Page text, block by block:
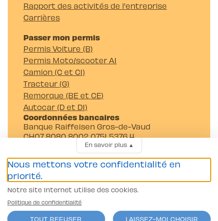
Rapport des activités de l'entreprise
Carrières
Passer mon permis
Permis Voiture (B)
Permis Moto/scooter A1
Camion (C et C1)
Tracteur (G)
Remorque (BE et CE)
Autocar (D et D1)
Coordonnées bancaires
Banque Raiffeisen Gros-de-Vaud
CH07 8080 8002 0751 5376 4
Auto-Moto-Ecole Pittet SA
Av. Juste-Olivier 23 1006 Lausanne
En savoir plus▲
Nous mettons votre confidentialité en
priorité.
Notre site Internet utilise des cookies.
Politique de confidentialité
TOUT REFUSER LAISSEZ-MOI CHOISIR